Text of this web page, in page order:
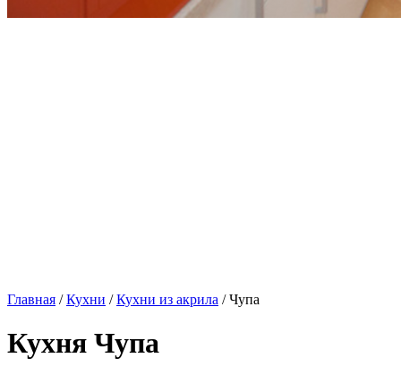
Главная /Кухни /Кухни из акрила / Чупа
Кухня Чупа